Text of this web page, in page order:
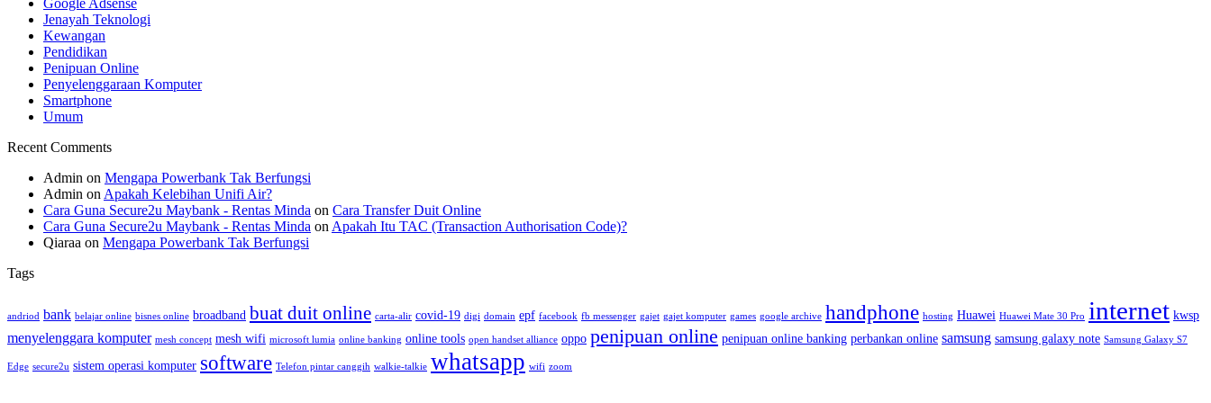
Jenayah Teknologi
Kewangan
Pendidikan
Penipuan Online
Penyelenggaraan Komputer
Smartphone
Umum
Recent Comments
Admin on Mengapa Powerbank Tak Berfungsi
Admin on Apakah Kelebihan Unifi Air?
Cara Guna Secure2u Maybank - Rentas Minda on Cara Transfer Duit Online
Cara Guna Secure2u Maybank - Rentas Minda on Apakah Itu TAC (Transaction Authorisation Code)?
Qiaraa on Mengapa Powerbank Tak Berfungsi
Tags
andriod bank belajar online bisnes online broadband buat duit online carta-alir covid-19 digi domain epf facebook fb messenger gajet gajet komputer games google archive handphone hosting Huawei Huawei Mate 30 Pro internet kwsp
menyelenggara komputer mesh concept mesh wifi microsoft lumia online banking online tools open handset alliance oppo penipuan online penipuan online banking perbankan online samsung samsung galaxy note Samsung Galaxy S7
Edge secure2u sistem operasi komputer software Telefon pintar canggih walkie-talkie whatsapp wifi zoom